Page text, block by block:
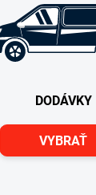
DODÁVKY
VYBRAŤ